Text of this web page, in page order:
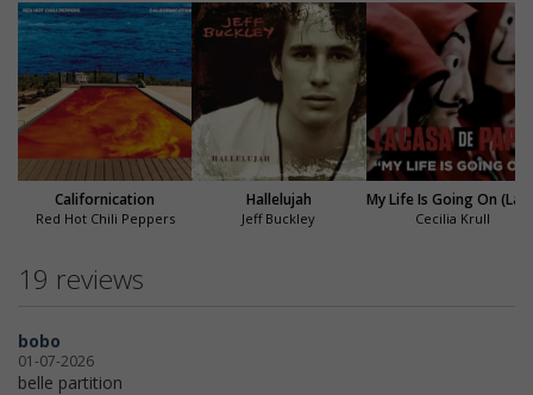
Californication
Red Hot Chili Peppers
Hallelujah
Jeff Buckley Cecilia Krull
19 reviews
bobo
01-07-2026
belle partition